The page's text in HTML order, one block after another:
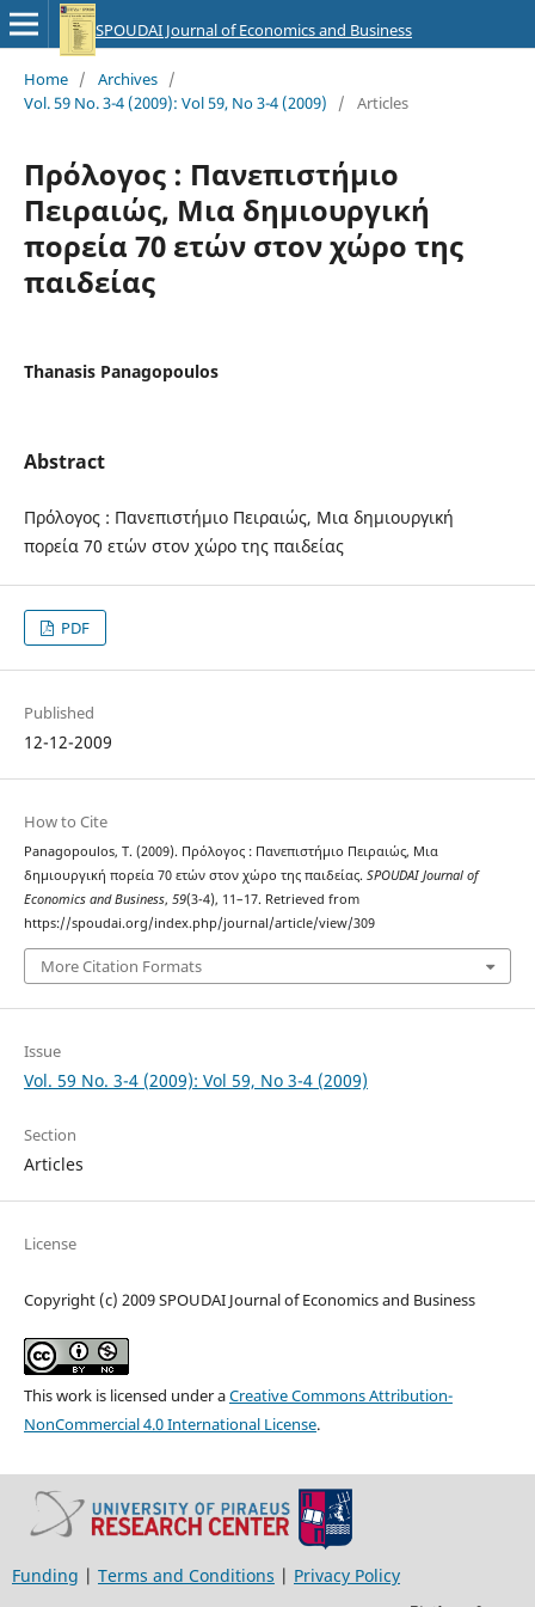
SPOUDAI Journal of Economics and Business
Home / Archives /
Vol. 59 No. 3-4 (2009): Vol 59, No 3-4 (2009)
/ Articles
Πρόλογος : Πανεπιστήμιο
Πειραιώς, Μια δημιουργική
πορεία 70 ετών στον χώρο της
παιδείας
Thanasis Panagopoulos
Abstract
Πρόλογος : Πανεπιστήμιο Πειραιώς, Μια δημιουργική
πορεία 70 ετών στον χώρο της παιδείας
PDF
Published
12-12-2009
How to Cite
Panagopoulos, T. (2009). Πρόλογος : Πανεπιστήμιο Πειραιώς, Μια
δημιουργική πορεία 70 ετών στον χώρο της παιδείας. SPOUDAI Journal of
Economics and Business, 59(3-4), 11–17. Retrieved from
https://spoudai.org/index.php/journal/article/view/309
More Citation Formats
Issue
Vol. 59 No. 3-4 (2009): Vol 59, No 3-4 (2009)
Section
Articles
License
Copyright (c) 2009 SPOUDAI Journal of Economics and Business
This work is licensed under aCreative Commons Attribution-
NonCommercial 4.0 International License.
Funding | Terms and Conditions | Privacy Policy